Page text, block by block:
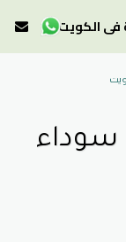
في الكويت
سوداء